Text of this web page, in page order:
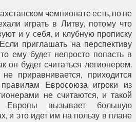
чемпионате есть, но не
играть в Литву, потому что
и у себя, и клубную прописку
приглашать на перспективу
ему будет непросто попасть в
он будет считаться легионером.
приравнивается, приходится
Евросоюза игроки из
не считаются, и такой
Европы вызывает большую
и это идет им на пользу в плане